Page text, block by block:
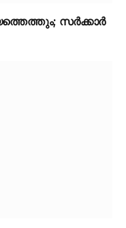
സർക്കാർ